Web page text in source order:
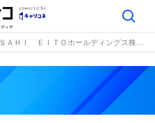
ＡＨＩ ＥＩＴＯホールディングス株式会社